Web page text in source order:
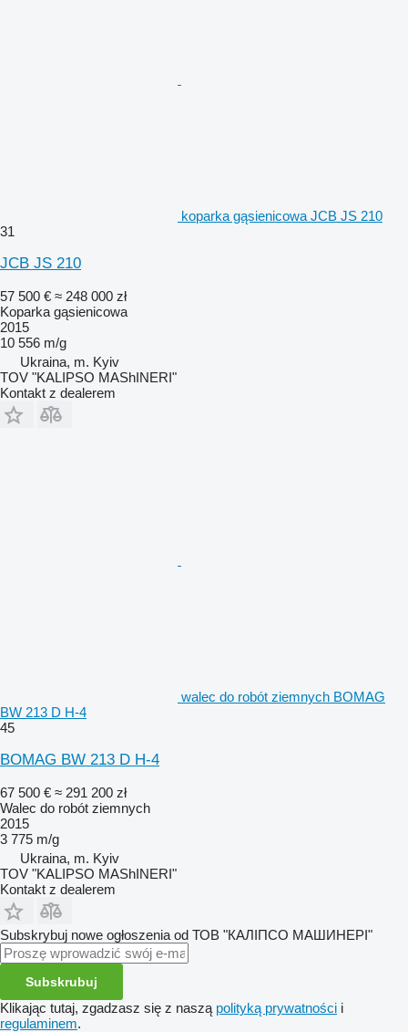
koparka gąsienicowa JCB JS 210
31
JCB JS 210
57 500 € ≈ 248 000 zł
Koparka gąsienicowa
2015
10 556 m/g
Ukraina, m. Kyiv
TOV "KALIPSO MAShINERI"
Kontakt z dealerem
walec do robót ziemnych BOMAG
BW 213 D H-4
45
BOMAG BW 213 D H-4
67 500 € ≈ 291 200 zł
Walec do robót ziemnych
2015
3 775 m/g
Ukraina, m. Kyiv
TOV "KALIPSO MAShINERI"
Kontakt z dealerem
Subskrybuj nowe ogłoszenia od ТОВ "КАЛІПСО МАШИНЕРІ"
Subskrubuj
Klikając tutaj, zgadzasz się z naszą polityką prywatności i
regulaminem.